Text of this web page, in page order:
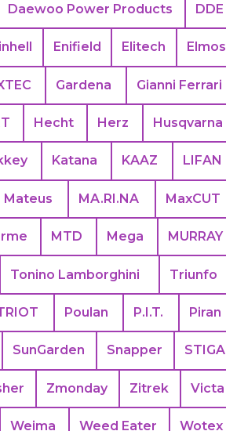
Daewoo Power Products DDE
Enifield Elitech Elmos
Gardena Gianni Ferrari
Hecht Herz Husqvarna
Katana KAAZ LIFAN
Mateus MA.RI.NA MaxCUT
MTD Mega MURRAY
Tonino Lamborghini Triunfo
Poulan P.I.T. Piran
SunGarden Snapper STIGA
Zmonday Zitrek Victa
Weima Weed Eater Wotex